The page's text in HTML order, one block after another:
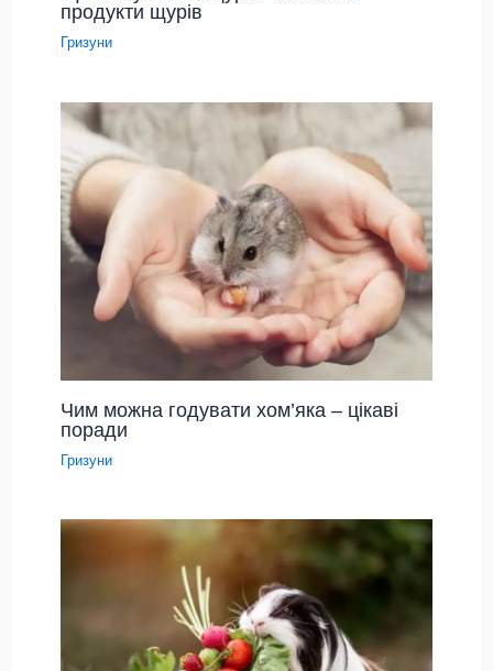
продукти щурів
Гризуни
Чим можна годувати хом’яка – цікаві
поради
Гризуни